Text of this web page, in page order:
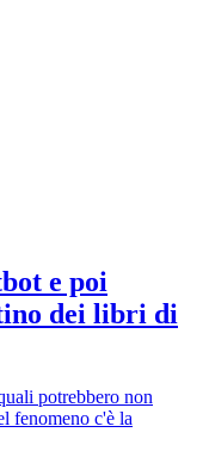
e poi
dei libri di
potrebbero non
fenomeno c'è la